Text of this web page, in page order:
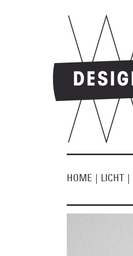
HOME | LICHT |